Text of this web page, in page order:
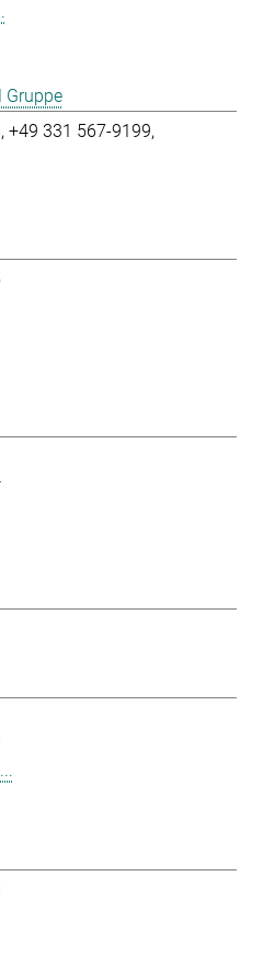
Gruppe
+49 331 567-9199